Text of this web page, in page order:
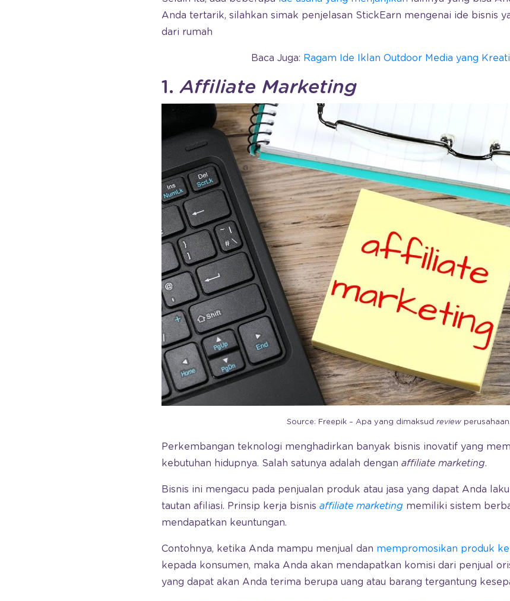
Anda tertarik, silahkan simak penjelasan StickEarn mengenai ide bisnis
dari rumah
Baca Juga: Ragam Ide Iklan Outdoor Media yang
1.Affiliate Marketing
Source: Freepik – Apa yang dimaksud review perusahaan.
Perkembangan teknologi menghadirkan banyak bisnis inovatif yang
kebutuhan hidupnya. Salah satunya adalah dengan affiliate marketing.
Bisnis ini mengacu pada penjualan produk atau jasa yang dapat Anda
tautan afiliasi. Prinsip kerja bisnis affiliate marketing memiliki sistem
mendapatkan keuntungan.
Contohnya, ketika Anda mampu menjual dan mempromosikan produk
kepada konsumen, maka Anda akan mendapatkan komisi dari penjual
yang dapat akan Anda terima berupa uang atau barang tergantung